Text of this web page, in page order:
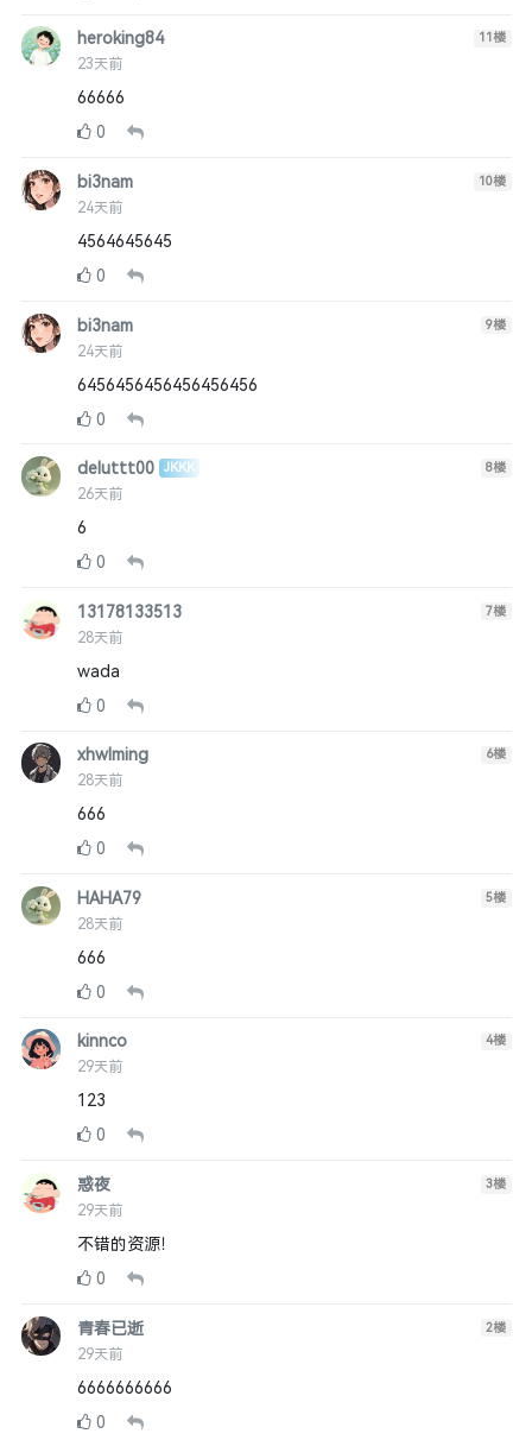
heroking84
23天前
11楼
66666
0
bi3nam
24天前
10楼
4564645645
0
bi3nam
24天前
9楼
6456456456456456456
0
deluttt00 JKKK
26天前
8楼
6
0
13178133513
28天前
7楼
wada
0
xhwlming
28天前
6楼
666
0
HAHA79
28天前
5楼
666
0
kinnco
29天前
4楼
123
0
惑夜
29天前
3楼
不错的资源！
0
青春已逝
29天前
2楼
6666666666
0